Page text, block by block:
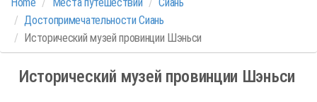
Достопримечательности Сиань
Исторический музей провинции Шэньси
Исторический музей провинции Шэньси